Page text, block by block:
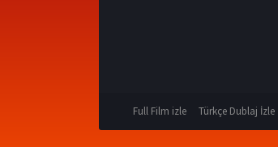
Full Film izle Türkçe Dublaj İzle